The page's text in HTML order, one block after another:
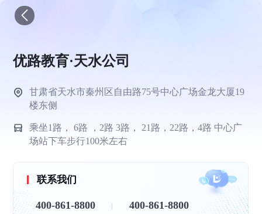
优路教育·天水公司
甘肃省天水市秦州区自由路75号中心广场金龙大厦19
楼东侧
乘坐1路， 6路 ，2路 3路， 21路，22路，4路 中心广
场站下车步行100米左右
联系我们
400-861-8800 400-861-8800